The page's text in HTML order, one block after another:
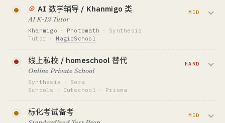
查看深度分析 →
App Store ASO + 病毒社媒
标杆 · BENCHMARK
最适合 · BEST FIT
资金底线 · CAPITAL
$1M-15M
GTM · SALES MOTION
SEO 长尾 + 老师自带流量
Preply $100M+ ARR · italki 全球 1000 万学员
最适合 · BEST FIT
运营老炮 + 资本侧
⊛ AI 数学辅导 / Khanmigo 类
AI K-12 Tutor
Khanmigo · Photomath ·
Synthesis
Tutor
· MagicSchool
直接给答案。2026 学校采购窗口正打开，
但合规 / 学区销售门槛高。
GTM · SALES MOTION
MID
线上私校 / homeschool 替代
Online Private School
Synthesis ·
Sora
Schools
· Outschool · Prisma
目制 / 全 AI 替代方案。客单 $5K-20K/
HARD
标化考试备考 MID